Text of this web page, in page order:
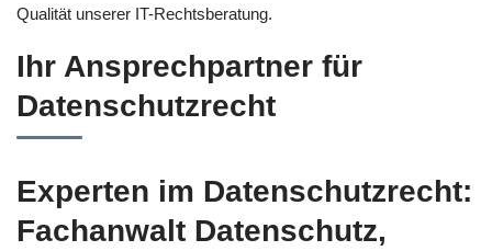
Qualität unserer IT-Rechtsberatung.
Ihr Ansprechpartner für
Datenschutzrecht
Experten im Datenschutzrecht:
Fachanwalt Datenschutz,